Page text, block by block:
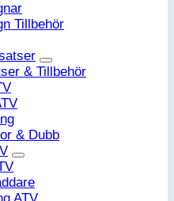
Tillbehör
& Tillbehör
& Dubb